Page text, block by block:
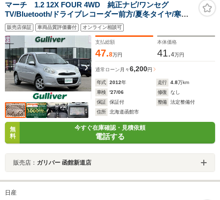
マーチ 1.2 12X FOUR 4WD 純正ナビ/ワンセグ
TV/Bluetooth/ドライブレコーダー前方/夏冬タイヤ/寒冷
地仕様/プッシュスタート/スマートキー/スペアキー
販売店保証 車両品質評価書付 オンライン相談可
支払総額
47.8万円
本体価格
41.4万円
通常ローン 月々6,200円
年式 2012年 走行 4.8万km
車検
'27/06 修復
なし
保証
保証付 整備
法定整備付
住所
北海道函館市
無
料
今すぐ在庫確認・見積依頼
電話する
販売店： ガリバー 函館新道店
日産